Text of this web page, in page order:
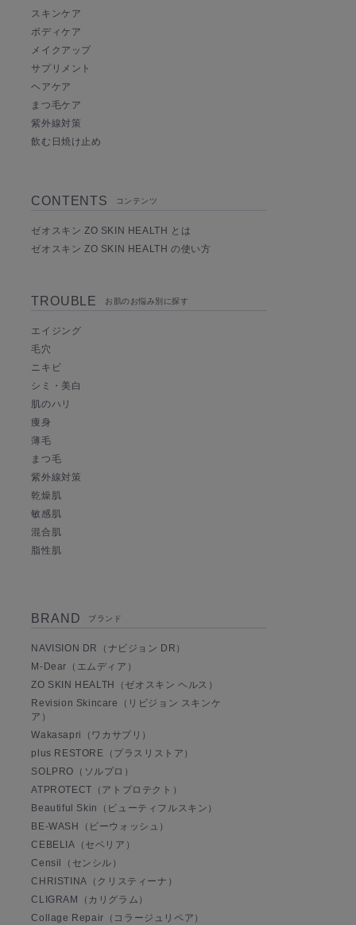
スキンケア
ボディケア
メイクアップ
サプリメント
ヘアケア
まつ毛ケア
紫外線対策
飲む日焼け止め
CONTENTS コンテンツ
ゼオスキン ZO SKIN HEALTH とは
ゼオスキン ZO SKIN HEALTH の使い方
TROUBLE お肌のお悩み別に探す
エイジング
毛穴
ニキビ
シミ・美白
肌のハリ
痩身
薄毛
まつ毛
紫外線対策
乾燥肌
敏感肌
混合肌
脂性肌
BRAND ブランド
NAVISION DR（ナビジョン DR）
M-Dear（エムディア）
ZO SKIN HEALTH（ゼオスキン ヘルス）
Revision Skincare（リビジョン スキンケ
ア）
Wakasapri（ワカサプリ）
plus RESTORE（プラスリストア）
SOLPRO（ソルプロ）
ATPROTECT（アトプロテクト）
Beautiful Skin（ビューティフルスキン）
BE-WASH（ビーウォッシュ）
CEBELIA（セベリア）
Censil（センシル）
CHRISTINA（クリスティーナ）
CLIGRAM（カリグラム）
Collage Repair（コラージュリペア）